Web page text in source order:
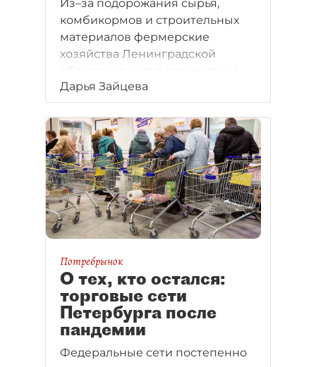
Из–за подорожания сырья,
комбикормов и строительных
материалов фермерские
хозяйства Ленинградской
области не могут развиваться
должным образом. Не помогают
даже современные технологии
сбыта.
Дарья Зайцева
Потребрынок
О тех, кто остался:
торговые сети
Петербурга после
пандемии
Федеральные сети постепенно